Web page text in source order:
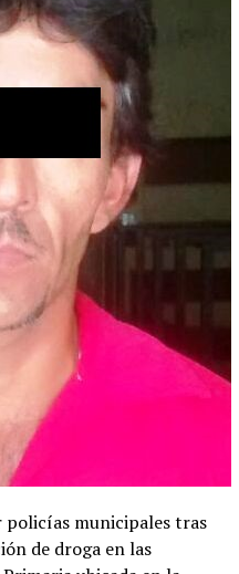
policías municipales tras
de droga en las